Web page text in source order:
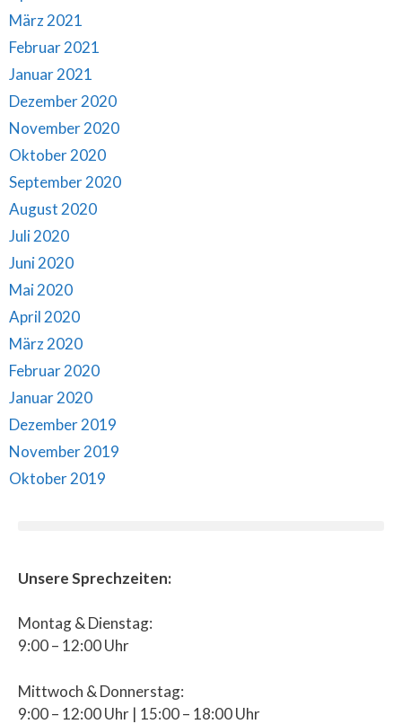
März 2021
Februar 2021
Januar 2021
Dezember 2020
November 2020
Oktober 2020
September 2020
August 2020
Juli 2020
Juni 2020
Mai 2020
April 2020
März 2020
Februar 2020
Januar 2020
Dezember 2019
November 2019
Oktober 2019
Unsere Sprechzeiten:
Montag & Dienstag:
9:00 – 12:00 Uhr
Mittwoch & Donnerstag:
9:00 – 12:00 Uhr | 15:00 – 18:00 Uhr